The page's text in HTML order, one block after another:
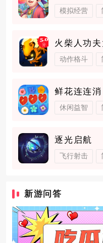
模拟经营
火柴人功
动作格斗
鲜花连连消
休闲益智
逐光启航
飞行射击
新游问答